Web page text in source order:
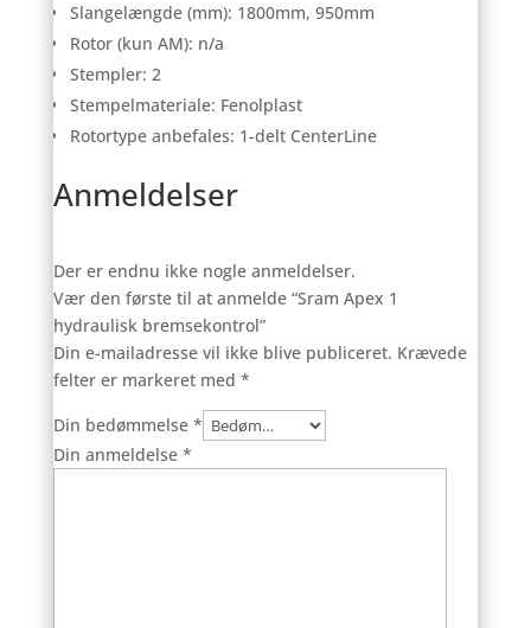
Slangelængde (mm): 1800mm, 950mm
Rotor (kun AM): n/a
Stempler: 2
Stempelmateriale: Fenolplast
Rotortype anbefales: 1-delt CenterLine
Anmeldelser
Der er endnu ikke nogle anmeldelser.
Vær den første til at anmelde “Sram Apex 1
hydraulisk bremsekontrol”
Din e-mailadresse vil ikke blive publiceret. Krævede
felter er markeret med *
Din bedømmelse *
Din anmeldelse *